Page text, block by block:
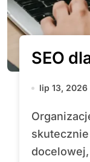
SEO
lip 13, 2026
Organizacje non-profit muszą